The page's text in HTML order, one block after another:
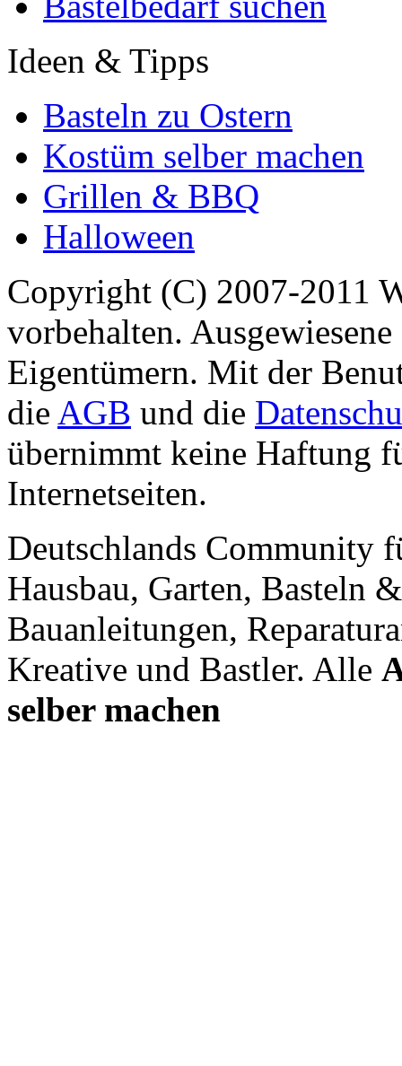
Ideen & Tipps
Basteln zu Ostern
Kostüm selber machen
Grillen & BBQ
Halloween
Copyright (C) 2007-2011
vorbehalten.
Eigentümern. Mit der
die AGB und die
übernimmt keine Haftung
Internetseiten.
Deutschlands Community
Hausbau, Garten, Basteln
Bauanleitungen,
Kreative und Bastler. Alle
selber machen